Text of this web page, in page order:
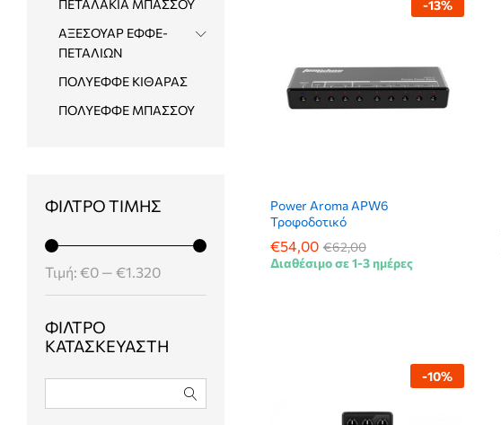
-13%
Power Aroma APW6
Τροφοδοτικό
€54,00 €62,00
€54,00 €62,00
Διαθέσιμο σε 1-3 ημέρες
-10%
ΠΕΤΑΛΑΚΙΑ ΜΠΑΣΣΟΥ
ΑΞΕΣΟΥΑΡ ΕΦΦΕ-
ΠΕΤΑΛΙΩΝ
ΠΟΛΥΕΦΦΕ ΚΙΘΑΡΑΣ
ΠΟΛΥΕΦΦΕ ΜΠΑΣΣΟΥ
ΦΊΛΤΡΟ ΤΙΜΉΣ
τιμή
τιμή
Τιμή: €0 — €1.320
ΦΊΛΤΡΟ
ΚΑΤΑΣΚΕΥΑΣΤΉ